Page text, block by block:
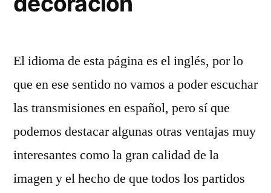
El idioma de esta página es el inglés, por lo
que en ese sentido no vamos a poder escuchar
las transmisiones en español, pero sí que
podemos destacar algunas otras ventajas muy
interesantes como la gran calidad de la
imagen y el hecho de que todos los partidos